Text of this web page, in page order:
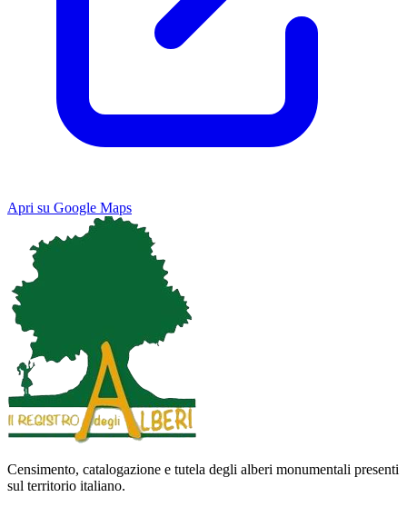
Apri su Google Maps
Map Satellite
Keyboard shortcuts
Censimento, catalogazione e tutela degli alberi monumentali presenti
sul territorio italiano.